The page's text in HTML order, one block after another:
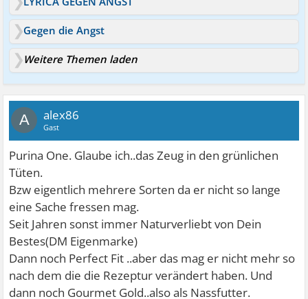
Gegen die Angst
Weitere Themen laden
A alex86
Gast
Purina One. Glaube ich..das Zeug in den grünlichen
Tüten.
Bzw eigentlich mehrere Sorten da er nicht so lange
eine Sache fressen mag.
Seit Jahren sonst immer Naturverliebt von Dein
Bestes(DM Eigenmarke)
Dann noch Perfect Fit ..aber das mag er nicht mehr so
nach dem die die Rezeptur verändert haben. Und
dann noch Gourmet Gold..also als Nassfutter.